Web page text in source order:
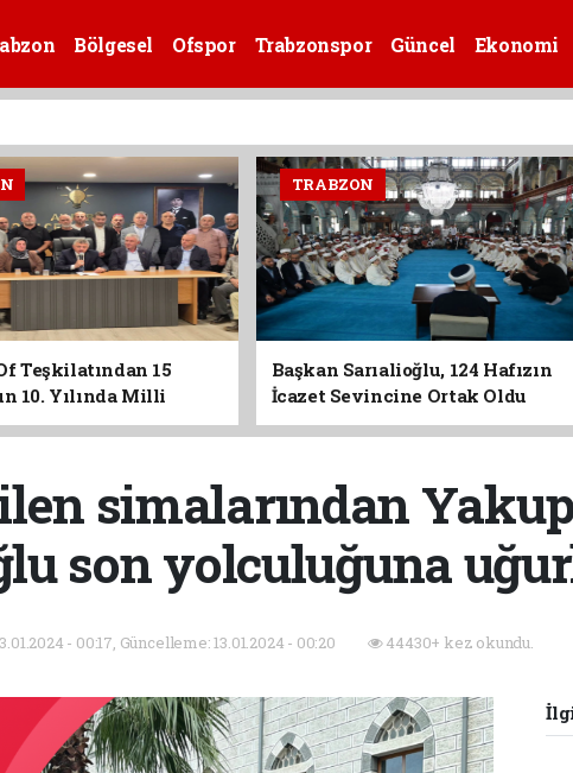
Bölgesel Ofspor Trabzonspor Güncel Ekonomi
Teşkilatından 15
10. Yılında Milli
TRABZON
Başkan Sarıalioğlu, 124 Hafızın
İcazet Sevincine Ortak Oldu
simalarından
son yolculuğuna
- 00:17, Güncelleme: 13.01.2024 - 00:20 44430+ kez okundu.